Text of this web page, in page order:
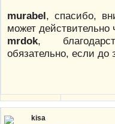
murabel, спасибо,
может
mrdok,
обязательно, если до
kisa